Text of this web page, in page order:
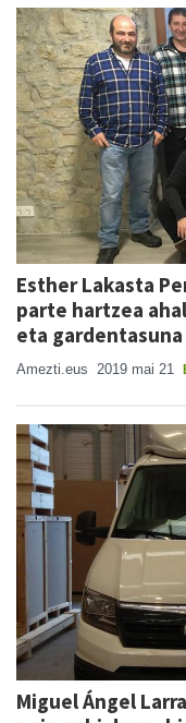
Esther Lakasta
parte hartzea
eta
Amezti.eus 2019 mai 21
Miguel Ángel